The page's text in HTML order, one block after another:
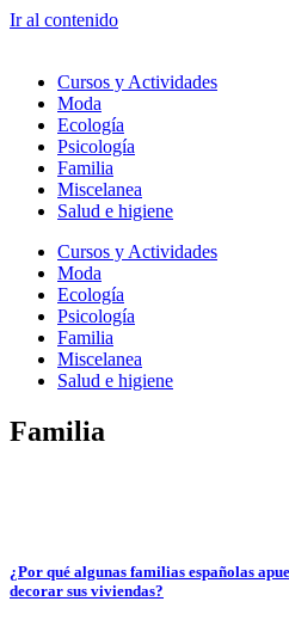
Ir al contenido
Cursos y Actividades
Moda
Ecología
Psicología
Familia
Miscelanea
Salud e higiene
Cursos y Actividades
Moda
Ecología
Psicología
Familia
Miscelanea
Salud e higiene
Familia
¿Por qué algunas familias españolas
decorar sus viviendas?